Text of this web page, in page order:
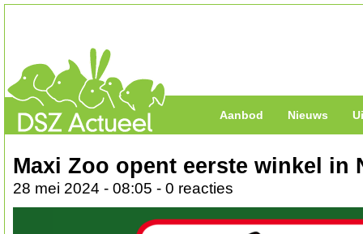
Aanbod Nieuws
Maxi Zoo opent eerste winkel in
28 mei 2024 - 08:05 - 0 reacties